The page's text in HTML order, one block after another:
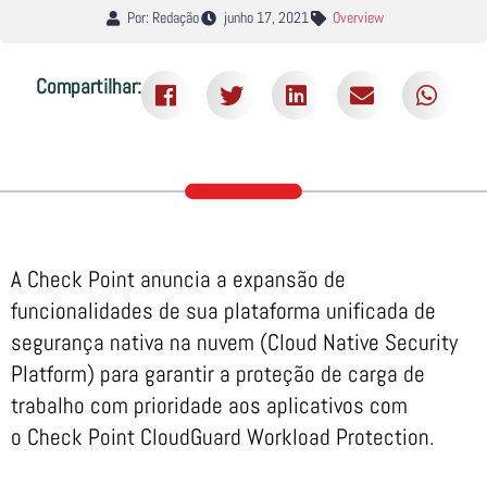
Por: Redação junho 17, 2021 Overview
Compartilhar:
A Check Point anuncia a expansão de
funcionalidades de sua plataforma unificada de
segurança nativa na nuvem (Cloud Native Security
Platform) para garantir a proteção de carga de
trabalho com prioridade aos aplicativos com
o Check Point CloudGuard Workload Protection.